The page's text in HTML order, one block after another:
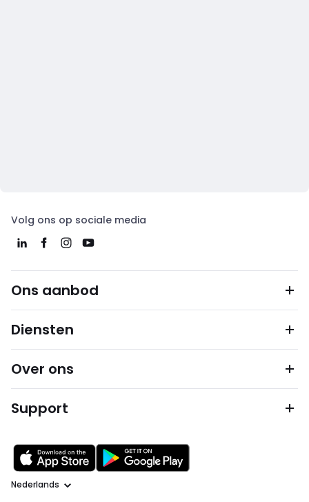
Volg ons op sociale media
Ons aanbod
Diensten
Over ons
Support
Taal